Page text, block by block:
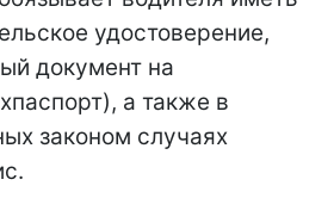
удостоверение,
документ на
а также в
законом случаях